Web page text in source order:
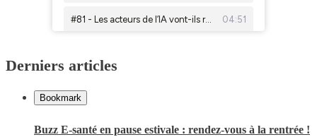
Derniers articles
Bookmark
Buzz E-santé en pause estivale : rendez-vous à la rentrée !